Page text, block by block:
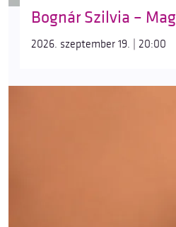
Bognár Szilvia –
2026. szeptember 19. | 20:00